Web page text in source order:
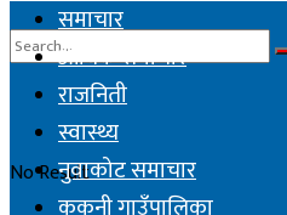
No Result
समाचार
आर्थिक समाचार
राजनिती
स्वास्थ्य
नुवाकोट समाचार